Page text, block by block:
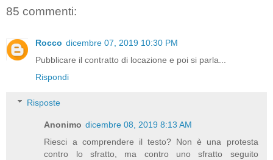
85 commenti:
Rocco dicembre 07, 2019 10:30 PM
Pubblicare il contratto di locazione e poi si parla...
Rispondi
Risposte
Anonimo dicembre 08, 2019 8:13 AM
Riesci a comprendere il testo? Non è una protesta
contro lo sfratto, ma contro uno sfratto seguito